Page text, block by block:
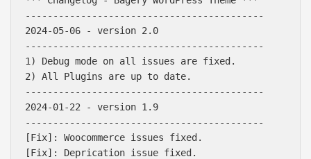
-------------------------------------------
2024-05-06 - version 2.0
-------------------------------------------
1) Debug mode on all issues are fixed.
2) All Plugins are up to date.
-------------------------------------------
2024-01-22 - version 1.9
-------------------------------------------
[Fix]: Woocommerce issues fixed.
[Fix]: Deprication issue fixed.